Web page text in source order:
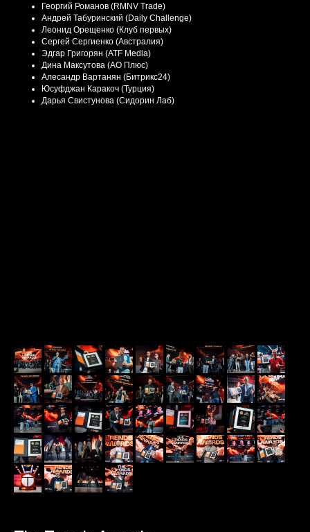
Георгий Романов (RMNV Trade)
Андрей Табуринский (Daily Challenge)
Леонид Орещенко (Клуб первых)
Сергей Сергиенко (Австралия)
Эдгар Григорян (ATF Media)
Дина Максутова (АО Плюс)
Алесандр Вартанян (Битрикс24)
Юсуфджан Каракоч (Турция)
Дарья Свистунова (Сидорин Лаб)